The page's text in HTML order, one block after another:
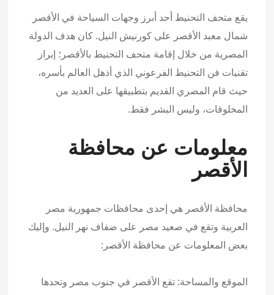
يقع متحف التحنيط أحد أبرز وجهات السياحة في الأقصر
شمال معبد الأقصر على كورنيش النيل. كان هدف الدولة
المصرية من خلال إقامة متحف التحنيط بالأقصر؛ إبراز
تقنيات فن التحنيط الفرعوني الذي أذهل العالم بأسره،
حيث قام المصري القديم بتطبيقها على العديد من
المخلوقات، وليس البشر فقط.
معلومات عن محافظة
الأقصر
محافظة الأقصر هي إحدى محافظات جمهورية مصر
العربية وتقع في صعيد مصر على ضفاف نهر النيل. وإليك
بعض المعلومات عن محافظة الأقصر:
الموقع والمساحة: تقع الأقصر في جنوب مصر وتحدها